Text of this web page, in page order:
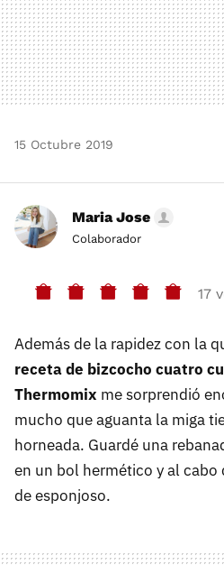
15 Octubre 2019
Maria Jose
Colaborador
17
Además de la rapidez con la
receta de bizcocho cuatro
Thermomix me sorprendió
mucho que aguanta la miga
horneada. Guardé una
en un bol hermético y al cabo
de esponjoso.